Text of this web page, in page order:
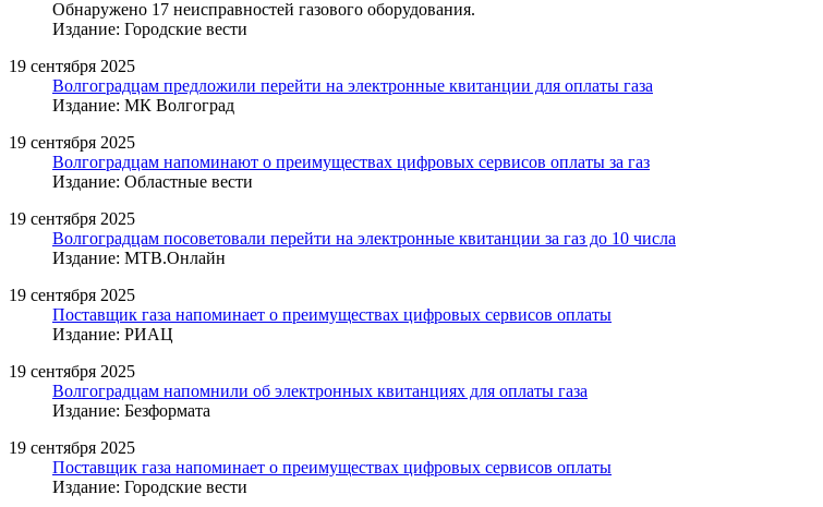
Обнаружено 17 неисправностей газового оборудования.
Издание: Городские вести
19 сентября 2025
Волгоградцам предложили перейти на электронные квитанции для оплаты газа
Издание: МК Волгоград
19 сентября 2025
Волгоградцам напоминают о преимуществах цифровых сервисов оплаты за газ
Издание: Областные вести
19 сентября 2025
Волгоградцам посоветовали перейти на электронные квитанции за газ до 10 числа
Издание: МТВ.Онлайн
19 сентября 2025
Поставщик газа напоминает о преимуществах цифровых сервисов оплаты
Издание: РИАЦ
19 сентября 2025
Волгоградцам напомнили об электронных квитанциях для оплаты газа
Издание: Безформата
19 сентября 2025
Поставщик газа напоминает о преимуществах цифровых сервисов оплаты
Издание: Городские вести